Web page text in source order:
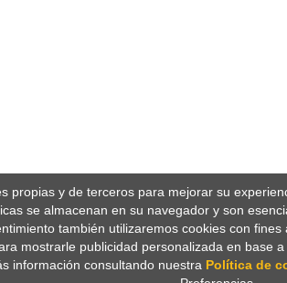
propias y de terceros para mejorar su
se almacenan en su navegador y son
también utilizaremos cookies con
mostrarle publicidad personalizada en base
información consultando nuestra Política de